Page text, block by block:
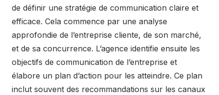
de définir une stratégie de communication claire et
efficace. Cela commence par une analyse
approfondie de l’entreprise cliente, de son marché,
et de sa concurrence. L’agence identifie ensuite les
objectifs de communication de l’entreprise et
élabore un plan d’action pour les atteindre. Ce plan
inclut souvent des recommandations sur les canaux